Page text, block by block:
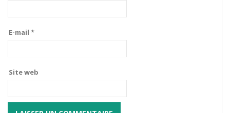
E-mail *
Site web